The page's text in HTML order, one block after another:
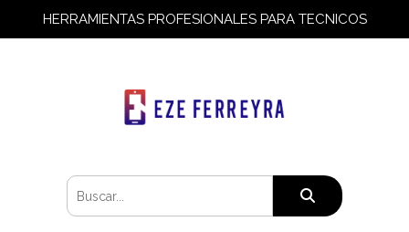
HERRAMIENTAS PROFESIONALES PARA TECNICOS